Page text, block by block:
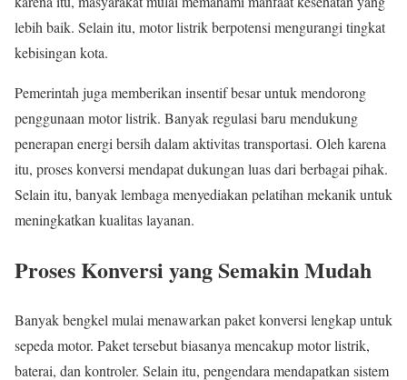
lebih baik. Selain itu, motor listrik berpotensi mengurangi tingkat
kebisingan kota.
Pemerintah juga memberikan insentif besar untuk mendorong
penggunaan motor listrik. Banyak regulasi baru mendukung
penerapan energi bersih dalam aktivitas transportasi. Oleh karena
itu, proses konversi mendapat dukungan luas dari berbagai pihak.
Selain itu, banyak lembaga menyediakan pelatihan mekanik untuk
meningkatkan kualitas layanan.
Proses Konversi yang Semakin Mudah
Banyak bengkel mulai menawarkan paket konversi lengkap untuk
sepeda motor. Paket tersebut biasanya mencakup motor listrik,
baterai, dan kontroler. Selain itu, pengendara mendapatkan sistem